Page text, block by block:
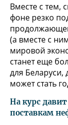
Вместе с тем,
фоне резко
(а вместе с
мировой
станет еще
для Беларуси,
может стать
На курс
поставкам